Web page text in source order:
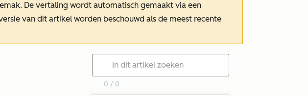
De vertaling wordt automatisch gemaakt via een
van dit artikel worden beschouwd als de meest recente
0 / 0